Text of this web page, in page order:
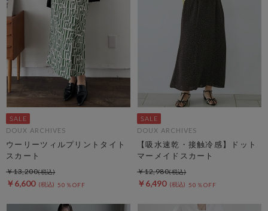
DOUX ARCHIVES
ウーリーツィルプリントタイト
スカート
￥6,600 50％OFF
￥13,200
DOUX ARCHIVES
【吸水速乾・接触冷感】ドット
マーメイドスカート
￥6,490 50％OFF
￥12,980